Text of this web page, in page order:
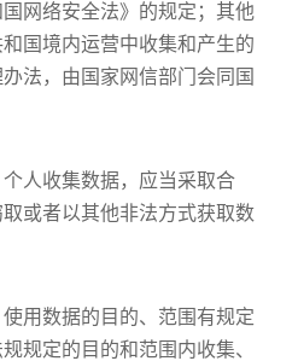
网络安全法》的规定；其他
国境内运营中收集和产生的
法，由国家网信部门会同国
人收集数据，应当采取合
或者以其他非法方式获取数
用数据的目的、范围有规定
规定的目的和范围内收集、